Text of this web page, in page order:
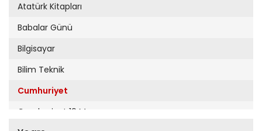
Atatürk Kitapları
Babalar Günü
Bilgisayar
Bilim Teknik
Cumhuriyet
Cumhuriyet 19 Mayıs